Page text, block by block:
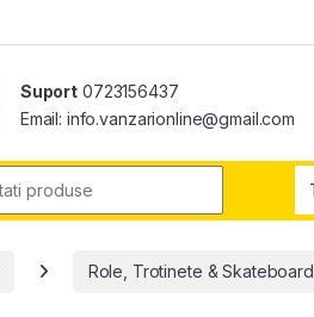
Suport 0723156437
Email: info.vanzarionline@gmail.com
Role, Trotinete & Skateboard